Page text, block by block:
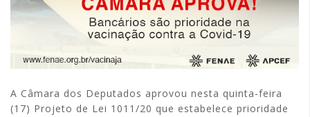
A Câmara dos Deputados aprovou nesta quinta-feira
(17) Projeto de Lei 1011/20 que estabelece prioridade